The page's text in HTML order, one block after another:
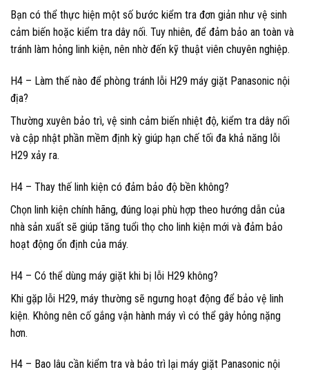
Bạn có thể thực hiện một số bước kiểm tra đơn giản như vệ sinh
cảm biến hoặc kiểm tra dây nối. Tuy nhiên, để đảm bảo an toàn và
tránh làm hỏng linh kiện, nên nhờ đến kỹ thuật viên chuyên nghiệp.
H4 – Làm thế nào để phòng tránh lỗi H29 máy giặt Panasonic nội
địa?
Thường xuyên bảo trì, vệ sinh cảm biến nhiệt độ, kiểm tra dây nối
và cập nhật phần mềm định kỳ giúp hạn chế tối đa khả năng lỗi
H29 xảy ra.
H4 – Thay thế linh kiện có đảm bảo độ bền không?
Chọn linh kiện chính hãng, đúng loại phù hợp theo hướng dẫn của
nhà sản xuất sẽ giúp tăng tuổi thọ cho linh kiện mới và đảm bảo
hoạt động ổn định của máy.
H4 – Có thể dùng máy giặt khi bị lỗi H29 không?
Khi gặp lỗi H29, máy thường sẽ ngưng hoạt động để bảo vệ linh
kiện. Không nên cố gắng vận hành máy vì có thể gây hỏng nặng
hơn.
H4 – Bao lâu cần kiểm tra và bảo trì lại máy giặt Panasonic nội